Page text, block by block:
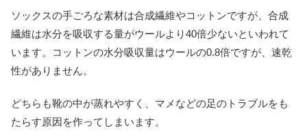
ソックスの手ごろな素材は合成繊維やコットンですが、合成
繊維は水分を吸収する量がウールより40倍少ないといわれて
います。コットンの水分吸収量はウールの0.8倍ですが、速乾
性がありません。
どちらも靴の中が蒸れやすく、マメなどの足のトラブルをも
たらす原因を作ってしまいます。